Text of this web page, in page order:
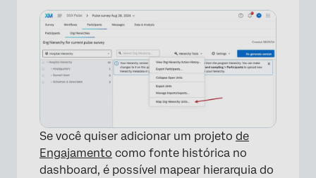
Se você quiser adicionar um projeto de
Engajamento como fonte histórica no
dashboard, é possível mapear hierarquia do